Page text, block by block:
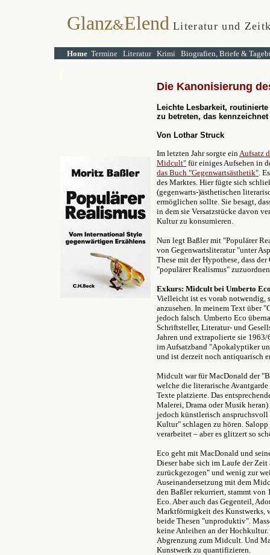
Glanz&Elend Literatur und
Home Termine Literatur Krimi Biografien, Briefe &
Die Kanonisierung
Leichte Lesbarkeit,
zu betreten, das
Von Lothar Struck
Im letzten Jahr sorgte einAufsatz
Midcult" für einiges Aufsehen in
das Buch "Gegenwartsästhetik".
des Marktes. Hier fügte sich
(gegenwarts-)ästhetischen
ermöglichen sollte. Sie besagt,
in dem sie Versatzstücke davon
Kultur zu konsumieren.
Nun legt Baßler mit "Populärer
von Gegenwartsliteratur "unter
These mit der Hypothese, dass
"populärer Realismus"
Exkurs: Midcult bei Umberto
Vielleicht ist es vorab notwendig,
anzusehen. In meinem Text über
jedoch falsch. Umberto Eco
Schriftsteller, Literatur- und
Jahren und extrapolierte sie
im Aufsatzband "Apokalyptiker
und ist derzeit noch antiquarisch
Midcult war für MacDonald der
welche die literarische
Texte platzierte. Das
Malerei, Drama oder Musik
jedoch künstlerisch anspruchsvoll
Kultur" schlagen zu hören.
verarbeitet – aber es glitzert so
Eco geht mit MacDonald und
Dieser habe sich im Laufe der
zurückgezogen" und wenig zur
Auseinandersetzung mit dem
den Baßler rekurriert, stammt von
Eco. Aber auch das Gegenteil,
Marktförmigkeit des Kunstwerks,
beide Thesen "unproduktiv".
keine Anleihen an der
Abgrenzung zum Midcult. Und
Kunstwerk zu quantifizieren.